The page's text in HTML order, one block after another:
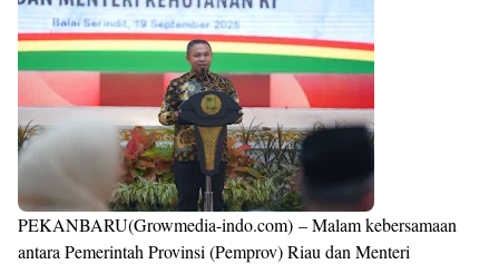
By
Raushan
Design
With
Shroff
Templates
PEKANBARU(Growmedia-indo.com) – Malam kebersamaan
antara Pemerintah Provinsi (Pemprov) Riau dan Menteri